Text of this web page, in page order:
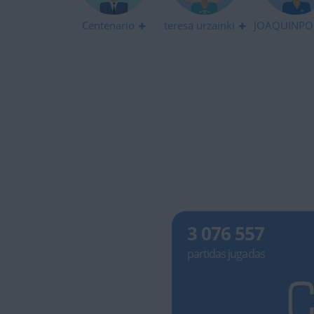
Centenario teresa urzainki
3 076 557
partidas jugadas